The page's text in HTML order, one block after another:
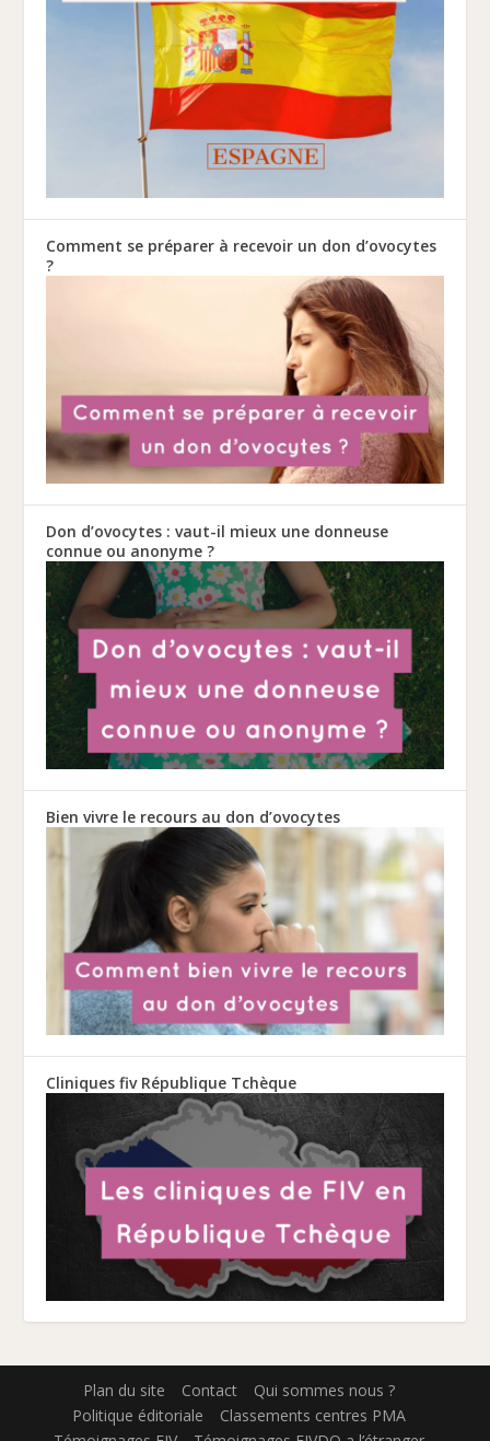
Comment se préparer à recevoir un don d’ovocytes
?
Don d’ovocytes : vaut-il mieux une donneuse
connue ou anonyme ?
Bien vivre le recours au don d’ovocytes
Cliniques fiv République Tchèque
Plan du site Contact
Qui sommes nous ?
Politique éditoriale
Classements centres PMA